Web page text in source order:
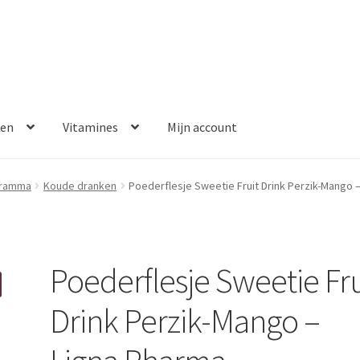
Vitamines Mijn account
Disclaimer Klantenservice My account Over ons
Koude dranken Poederflesje Sweetie Fruit Drink Perzik-Mango
Poederflesje Sweetie
Drink Perzik-Mango –